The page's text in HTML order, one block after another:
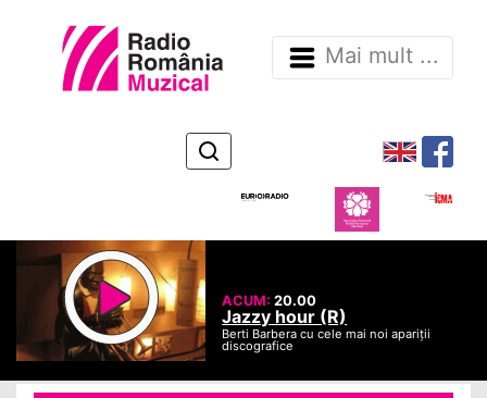
Mai mult ...
ACUM:20.00
Jazzy hour (R)
Berti Barbera cu cele mai noi apariții
discografice